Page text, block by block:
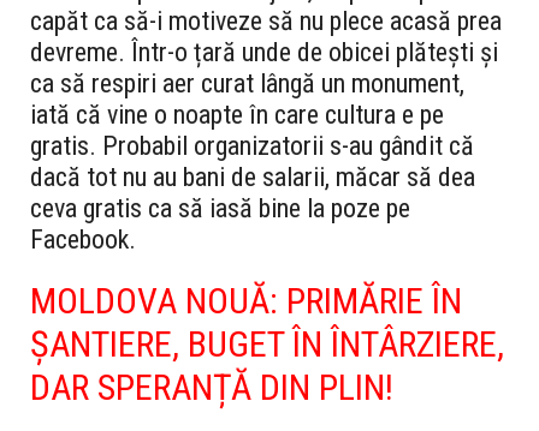
capăt ca să-i motiveze să nu plece acasă prea
devreme. Într-o țară unde de obicei plătești și
ca să respiri aer curat lângă un monument,
iată că vine o noapte în care cultura e pe
gratis. Probabil organizatorii s-au gândit că
dacă tot nu au bani de salarii, măcar să dea
ceva gratis ca să iasă bine la poze pe
Facebook.
MOLDOVA NOUĂ: PRIMĂRIE ÎN
ȘANTIERE, BUGET ÎN ÎNTÂRZIERE,
DAR SPERANȚĂ DIN PLIN!